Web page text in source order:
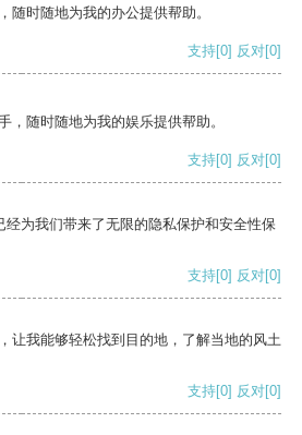
随时随地为我的办公提供帮助。
支持[0] 反对[0]
，随时随地为我的娱乐提供帮助。
支持[0] 反对[0]
为我们带来了无限的隐私保护和安全性保
支持[0] 反对[0]
让我能够轻松找到目的地，了解当地的风土
支持[0] 反对[0]